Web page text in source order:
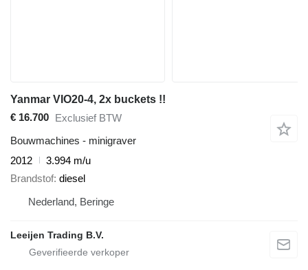
Yanmar VIO20-4, 2x buckets !!
€ 16.700 Exclusief BTW
Bouwmachines - minigraver
2012
3.994 m/u
Brandstof diesel
Nederland, Beringe
Leeijen Trading B.V.